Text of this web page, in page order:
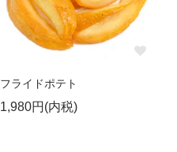
フライドポテト
1,980円(内税)